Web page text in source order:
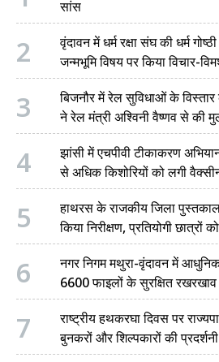
सांस
2
वृंदावन में धर्म रक्षा संघ की धर्म
जन्मभूमि विषय पर किया विचार-
3
बिजनौर में रेल सुविधाओं के
ने रेल मंत्री अश्विनी वैष्णव से की
4
झांसी में एचपीवी टीकाकरण
से अधिक किशोरियों को लगी
5
हाथरस के राजकीय जिला
किया निरीक्षण, प्रतियोगी
6
नगर निगम मथुरा-वृंदावन में
6600 फाइलों के सुरक्षित रखरखाव
7
राष्ट्रीय हथकरघा दिवस पर
बुनकरों और शिल्पकारों की